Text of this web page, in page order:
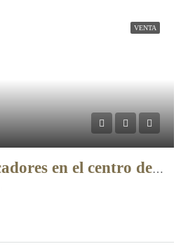
VENTA
Casa de pescadores en el centro de Sitges – 11086